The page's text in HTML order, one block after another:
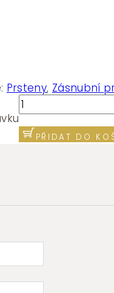
Prsteny, Zásnubní
Zásnubní
prsten
bíléPŘIDAT DO